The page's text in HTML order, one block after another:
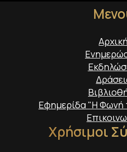
Εφημερίδα "Η Φωνή
Χρήσιμοι